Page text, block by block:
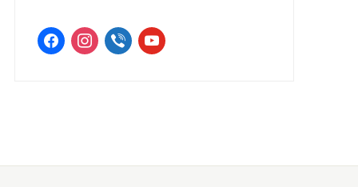
facebookinstagramviber youtube